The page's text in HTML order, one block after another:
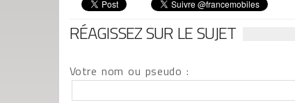
RÉAGISSEZ SUR LE SUJET
Votre nom ou pseudo :